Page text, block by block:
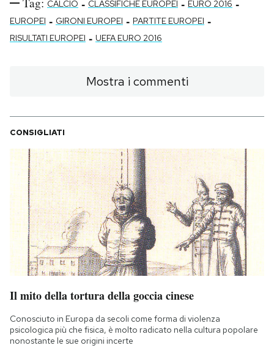
CALCIO - CLASSIFICHE EUROPEI - EURO 2016 -
EUROPEI - GIRONI EUROPEI - PARTITE EUROPEI -
RISULTATI EUROPEI - UEFA EURO 2016
Mostra i commenti
CONSIGLIATI
Il mito della tortura della goccia cinese
Conosciuto in Europa da secoli come forma di violenza
psicologica più che fisica, è molto radicato nella cultura popolare
nonostante le sue origini incerte